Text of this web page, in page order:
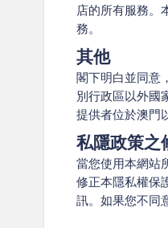
店的所有服務。
務。
其他
閣下明白並同意
別行政區以外國
提供者位於澳門
私隱政策之
當您使用本網站
修正本隱私權保
訊。如果您不同